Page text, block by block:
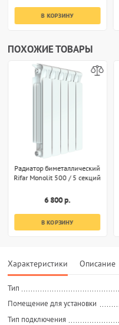
В КОРЗИНУ
ПОХОЖИЕ ТОВАРЫ
Радиатор биметаллический
Rifar Monolit 500 / 5 секций
6 800 р.
В КОРЗИНУ
Характеристики Описание
Тип
Помещение для установки
Тип подключения